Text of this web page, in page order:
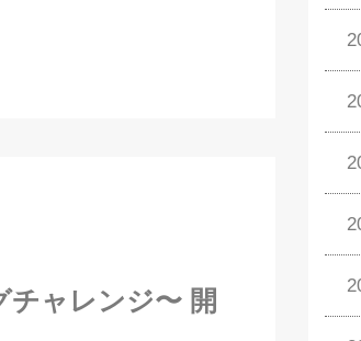
チャレンジ〜 開